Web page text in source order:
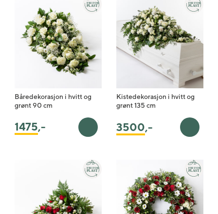
Båredekorasjon i hvitt og
grønt 90 cm
1475,- Legg i handlekurv
Kistedekorasjon i hvitt og
grønt 135 cm
3500,- Legg i